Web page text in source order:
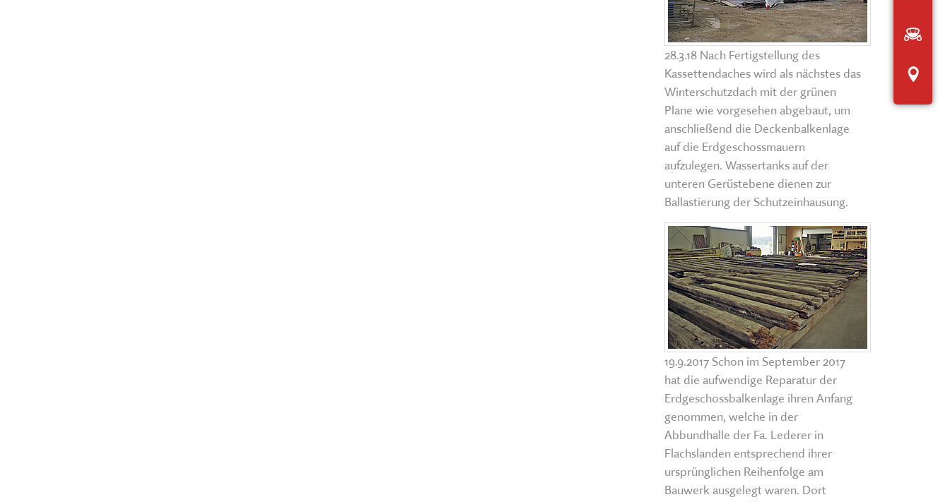
28.3.18 Nach Fertigstellung des
Kassettendaches wird als nächstes das
Winterschutzdach mit der grünen
Plane wie vorgesehen abgebaut, um
anschließend die Deckenbalkenlage
auf die Erdgeschossmauern
aufzulegen. Wassertanks auf der
unteren Gerüstebene dienen zur
Ballastierung der Schutzeinhausung.
19.9.2017 Schon im September 2017
hat die aufwendige Reparatur der
Erdgeschossbalkenlage ihren Anfang
genommen, welche in der
Abbundhalle der Fa. Lederer in
Flachslanden entsprechend ihrer
ursprünglichen Reihenfolge am
Bauwerk ausgelegt waren. Dort